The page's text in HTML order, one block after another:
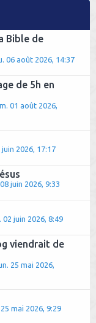
e
Bible de
06 août 2026, 14:37
de 5h en
01 août 2026,
juin 2026, 17:17
juin 2026, 9:33
02 juin 2026, 8:49
viendrait de
25 mai 2026,
25 mai 2026, 9:29